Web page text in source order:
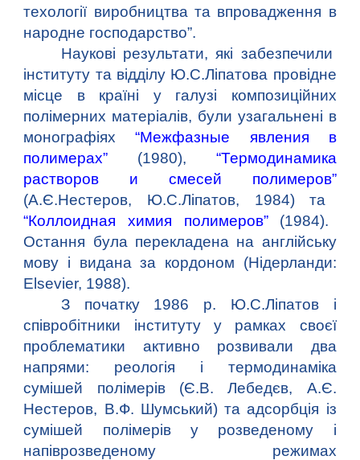
техології виробництва та впровадження в
народне господарство”.
Наукові результати, які забезпечили
інституту та відділу Ю.С.Ліпатова провідне
місце в країні у галузі композиційних
полімерних матеріалів, були узагальнені в
монографіях
“Межфазные явления в
полимерах”
(1980),
“Термодинамика
растворов и смесей полимеров”
(А.Є.Нестеров, Ю.С.Ліпатов, 1984) та
“Коллоидная химия полимеров”(1984).
Остання була перекладена на англійську
мову і видана за кордоном (Нідерланди:
Elsevier, 1988).
З початку 1986 р. Ю.С.Ліпатов і
співробітники інституту у рамках своєї
проблематики активно розвивали два
напрями: реологія і термодинаміка
сумішей полімерів (Є.В. Лебедєв, А.Є.
Нестеров, В.Ф. Шумський) та адсорбція із
сумішей полімерів у розведеному і
напіврозведеному режимах